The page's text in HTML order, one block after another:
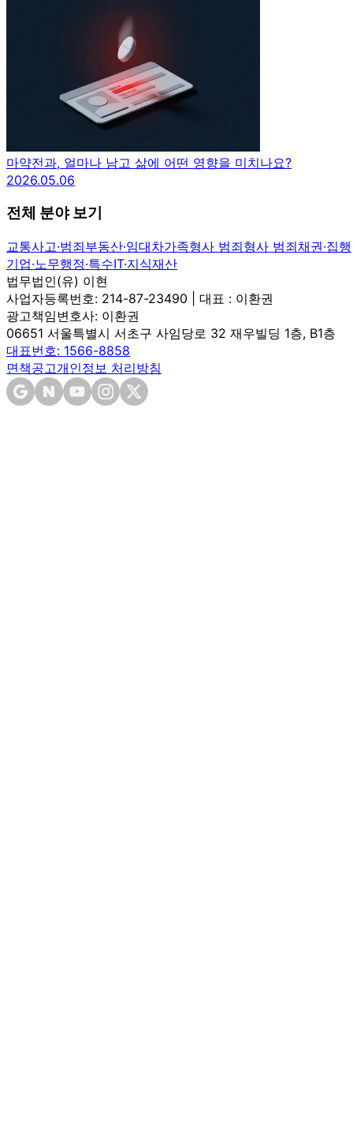
마약전과, 얼마나 남고 삶에 어떤 영향을 미치나요?
2026.05.06
전체 분야 보기
교통사고·범죄부동산·임대차가족형사 범죄형사 범죄채권·집행
기업·노무행정·특수IT·지식재산
법무법인(유) 이현
사업자등록번호: 214-87-23490 | 대표 : 이환권
광고책임변호사: 이환권
06651 서울특별시 서초구 사임당로 32 재우빌딩 1층, B1층
대표번호: 1566-8858
면책공고개인정보 처리방침